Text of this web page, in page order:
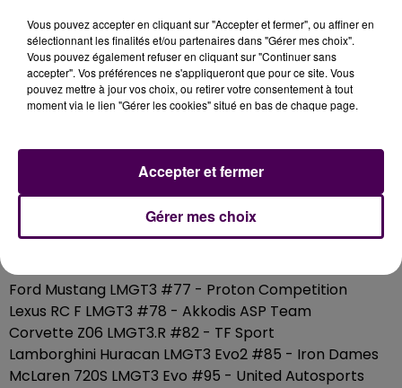
BMW M Hybrid V8 #20 - BMW M Team WRT
Alpine A424 #36 - Alpine Endurance Team
Ferrari 499P #51 - Ferrari AF Corse
Peugeot 9X8 #94 - Peugeot TotalEnergies
LMGT3
Aston Martin Vantage AMR LMGT3 #27 - Heart of
BMW M4 LMGT3 #46 - Team WRT
Ford Mustang LMGT3 #77 - Proton Competition
Lexus RC F LMGT3 #78 - Akkodis ASP Team
Corvette Z06 LMGT3.R #82 - TF Sport
Lamborghini Huracan LMGT3 Evo2 #85 - Iron Dames
McLaren 720S LMGT3 Evo #95 - United Autosports
Vous pouvez accepter en cliquant sur "Accepter et fermer", ou affiner en
sélectionnant les finalités et/ou partenaires dans "Gérer mes choix".
Vous pouvez également refuser en cliquant sur "Continuer sans
accepter". Vos préférences ne s'appliqueront que pour ce site. Vous
pouvez mettre à jour vos choix, ou retirer votre consentement à tout
moment via le lien "Gérer les cookies" situé en bas de chaque page.
Gérer mes choix
Accepter et fermer